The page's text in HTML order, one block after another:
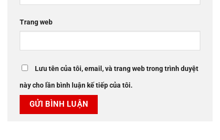
Trang web
Lưu tên của tôi, email, và trang web trong trình duyệt
này cho lần bình luận kế tiếp của tôi.